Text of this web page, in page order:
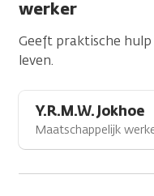
werker
Geeft praktische
leven.
Y.R.M.W. Jokhoe
Maatschappelijk